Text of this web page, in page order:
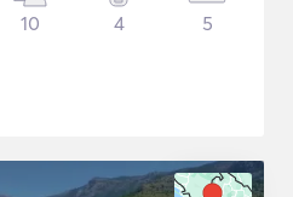
10 4 5